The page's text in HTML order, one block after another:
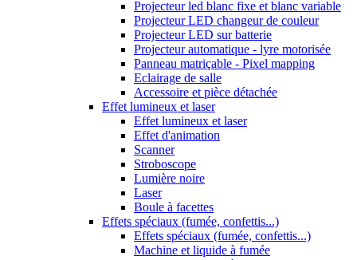
Projecteur led blanc fixe et blanc variable
Projecteur LED changeur de couleur
Projecteur LED sur batterie
Projecteur automatique - lyre motorisée
Panneau matriçable - Pixel mapping
Eclairage de salle
Accessoire et pièce détachée
Effet lumineux et laser
Effet lumineux et laser
Effet d'animation
Scanner
Stroboscope
Lumière noire
Laser
Boule à facettes
Effets spéciaux (fumée, confettis...)
Effets spéciaux (fumée, confettis...)
Machine et liquide à fumée